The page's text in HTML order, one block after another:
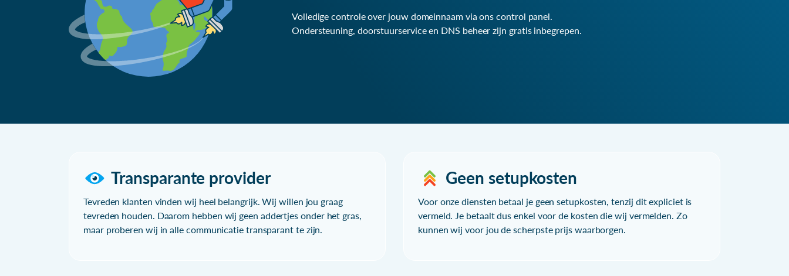
Volledige controle over jouw domeinnaam via ons control panel.
Ondersteuning, doorstuurservice en DNS beheer zijn gratis inbegrepen.
Transparante provider
Tevreden klanten vinden wij heel belangrijk. Wij willen jou graag
tevreden houden. Daarom hebben wij geen addertjes onder het gras,
maar proberen wij in alle communicatie transparant te zijn.
Geen setupkosten
Voor onze diensten betaal je geen setupkosten, tenzij dit expliciet is
vermeld. Je betaalt dus enkel voor de kosten die wij vermelden. Zo
kunnen wij voor jou de scherpste prijs waarborgen.